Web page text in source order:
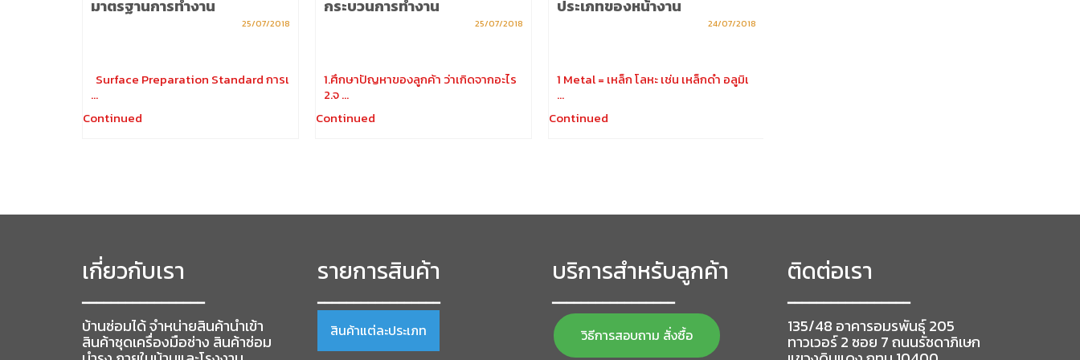
มาตรฐานการทำงาน
25/07/2018
Surface Preparation Standard การเ
…
Continued
กระบวนการทำงาน
25/07/2018
1.ศึกษาปัญหาของลูกค้า ว่าเกิดจากอะไร
2.จ …
Continued
ประเภทของหน้างาน
24/07/2018
1 Metal = เหล็ก โลหะ เช่น เหล็กดำ อลูมิเ
…
Continued
เกี่ยวกับเรา
━━━━━━━━━━━━━━━━━
บ้านซ่อมได้ จำหน่ายสินค้านำเข้า
สินค้าชุดเครื่องมือช่าง สินค้าซ่อม
รายการสินค้า
━━━━━━━━━━━━━━━━━
สินค้าแต่ละประเภท
บริการสำหรับลูกค้า
━━━━━━━━━━━━━━━━━
วิธีการสอบถาม สั่งซื้อ
ติดต่อเรา
━━━━━━━━━━━━━━━━━
135/48 อาคารอมรพันธุ์ 205
ทาวเวอร์ 2 ซอย 7 ถนนรัชดาภิเษก